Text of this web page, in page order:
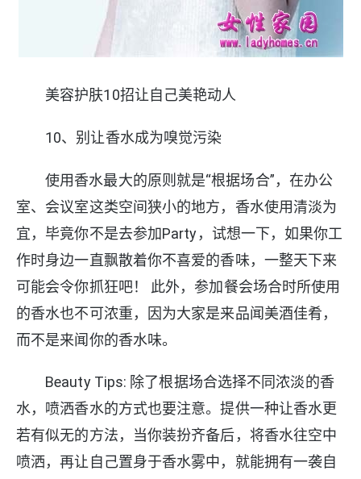
美容护肤10招让自己美艳动人
10、别让香水成为嗅觉污染
使用香水最大的原则就是“根据场合”，在办公
室、会议室这类空间狭小的地方，香水使用清淡为
宜，毕竟你不是去参加Party，试想一下，如果你工
作时身边一直飘散着你不喜爱的香味，一整天下来
可能会令你抓狂吧！ 此外，参加餐会场合时所使用
的香水也不可浓重，因为大家是来品闻美酒佳肴，
而不是来闻你的香水味。
Beauty Tips: 除了根据场合选择不同浓淡的香
水，喷洒香水的方式也要注意。提供一种让香水更
若有似无的方法，当你装扮齐备后，将香水往空中
喷洒，再让自己置身于香水雾中，就能拥有一袭自